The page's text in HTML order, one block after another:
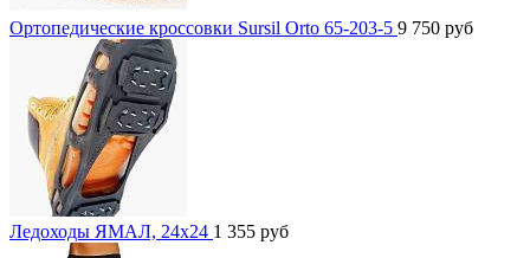
Ортопедические кроссовки Sursil Orto 65-203-5 9 750 руб
Ледоходы ЯМАЛ, 24x24 1 355 руб